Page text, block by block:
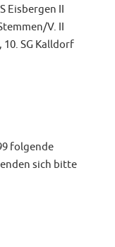
Eisbergen II
V. II
10. SG Kalldorf
folgende
sich bitte